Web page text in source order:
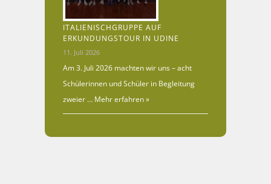
ITALIENISCHGRUPPE AUF
ERKUNDUNGSTOUR IN UDINE
11. Juli 2026
Am 3. Juli 2026 machten wir uns – acht
Schülerinnen und Schüler in Begleitung
zweier … Mehr erfahren »